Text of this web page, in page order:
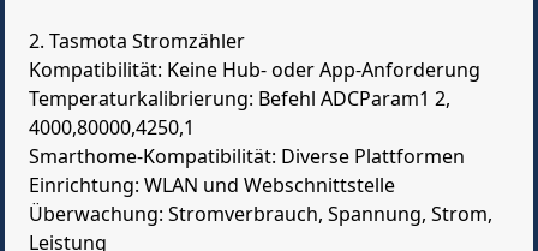
2. Tasmota Stromzähler
Kompatibilität: Keine Hub- oder App-Anforderung
Temperaturkalibrierung: Befehl ADCParam1 2,
4000,80000,4250,1
Smarthome-Kompatibilität: Diverse Plattformen
Einrichtung: WLAN und Webschnittstelle
Überwachung: Stromverbrauch, Spannung, Strom,
Leistung